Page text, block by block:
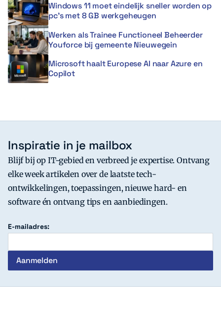
Windows 11 moet eindelijk sneller worden op
pc’s met 8 GB werkgeheugen
Werken als Trainee Functioneel Beheerder
Youforce bij gemeente Nieuwegein
Microsoft haalt Europese AI naar Azure en
Copilot
Inspiratie in je mailbox
Blijf bij op IT-gebied en verbreed je expertise. Ontvang
elke week artikelen over de laatste tech-
ontwikkelingen, toepassingen, nieuwe hard- en
software én ontvang tips en aanbiedingen.
E-mailadres: